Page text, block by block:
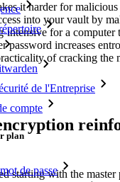
de l'Entreprise
compte
plan
de passe
it harder for
into your vault by
intensive for a computer
password increases
of cracking the
starting with the